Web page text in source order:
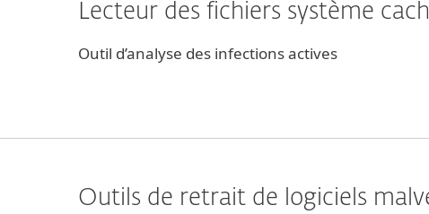
Lecteur des fichiers système
Outil d’analyse des infections actives
Outils de retrait de logiciels